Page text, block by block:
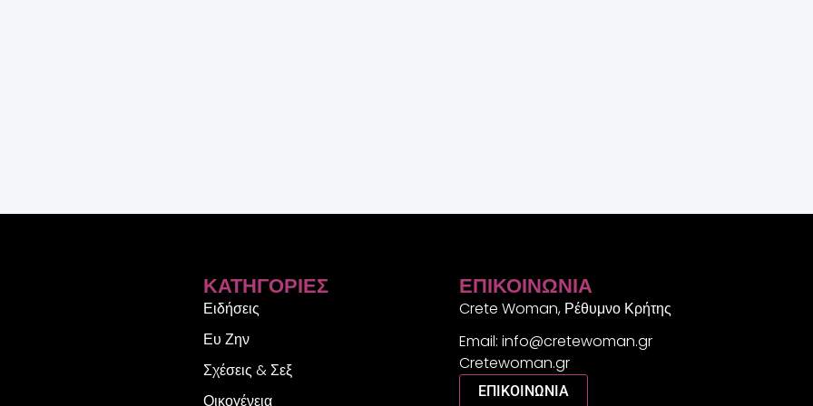
ΚΑΤΗΓΟΡΊΕΣ
Ειδήσεις
Ευ Ζην
Σχέσεις & Σεξ
Οικογένεια
ΕΠΙΚΟΙΝΩΝΊΑ
Crete Woman, Ρέθυμνο Κρήτης
Email: info@cretewoman.gr
Cretewoman.gr
ΕΠΙΚΟΙΝΩΝΙΑ